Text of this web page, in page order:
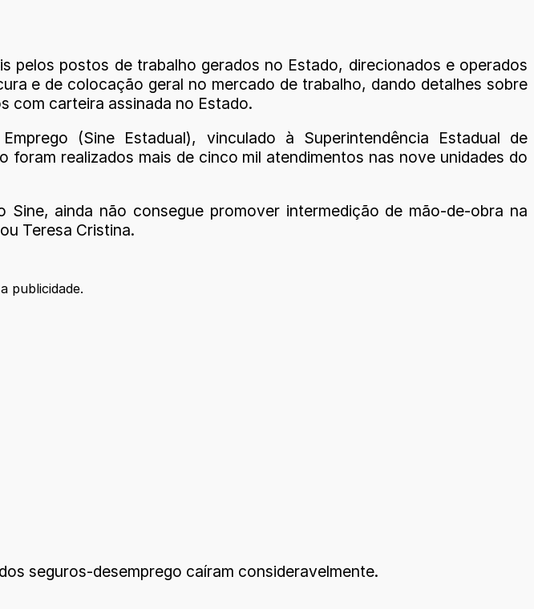
pelos postos de trabalho gerados no Estado, direcionados e operados
e de colocação geral no mercado de trabalho, dando detalhes sobre
com carteira assinada no Estado.
(Sine Estadual), vinculado à Superintendência Estadual de
realizados mais de cinco mil atendimentos nas nove unidades do
ainda não consegue promover intermedição de mão-de-obra na
Teresa Cristina.
publicidade.
seguros-desemprego caíram consideravelmente.